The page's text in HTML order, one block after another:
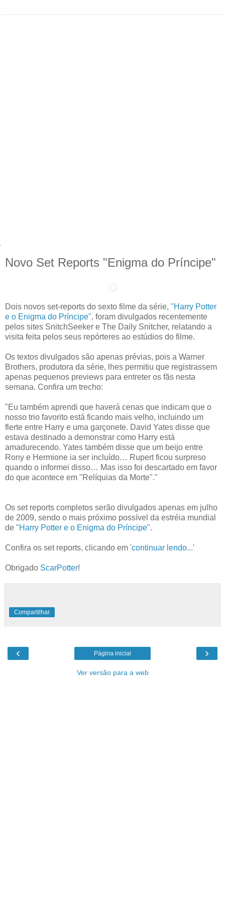
Novo Set Reports "Enigma do Príncipe"
Dois novos set-reports do sexto filme da série, "Harry Potter
e o Enigma do Príncipe", foram divulgados recentemente
pelos sites SnitchSeeker e The Daily Snitcher, relatando a
visita feita pelos seus repórteres ao estúdios do filme.
Os textos divulgados são apenas prévias, pois a Warner
Brothers, produtora da série, lhes permitiu que registrassem
apenas pequenos previews para entreter os fãs nesta
semana. Confira um trecho:
"Eu também aprendi que haverá cenas que indicam que o
nosso trio favorito está ficando mais velho, incluindo um
flerte entre Harry e uma garçonete. David Yates disse que
estava destinado a demonstrar como Harry está
amadurecendo. Yates também disse que um beijo entre
Rony e Hermione ia ser incluído… Rupert ficou surpreso
quando o informei disso… Mas isso foi descartado em favor
do que acontece em "Relíquias da Morte"."
Os set reports completos serão divulgados apenas em julho
de 2009, sendo o mais próximo possível da estréia mundial
de "Harry Potter e o Enigma do Príncipe".
Confira os set reports, clicando em 'continuar lendo...'
Obrigado ScarPotter!
Compartilhar
‹ ›
Página inicial
Ver versão para a web